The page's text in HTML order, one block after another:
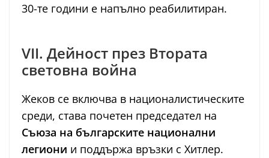
30-те години е напълно реабилитиран.
VII. Дейност през Втората
световна война
Жеков се включва в националистическите
среди, става почетен председател на
Съюза на българските национални
легиони и поддържа връзки с Хитлер.